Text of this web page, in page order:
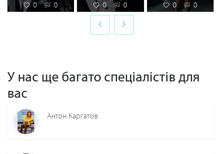
0 0 0 0 0 0
‹ ›
У нас ще багато спеціалістів для
вас
Антон Каргатов